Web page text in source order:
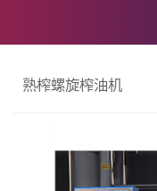
熟榨螺旋榨油机